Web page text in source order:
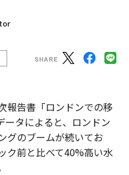
報告書「ロンドンでの移
タによると、ロンドン
グのブームが続いてお
ク前と比べて40%高い水